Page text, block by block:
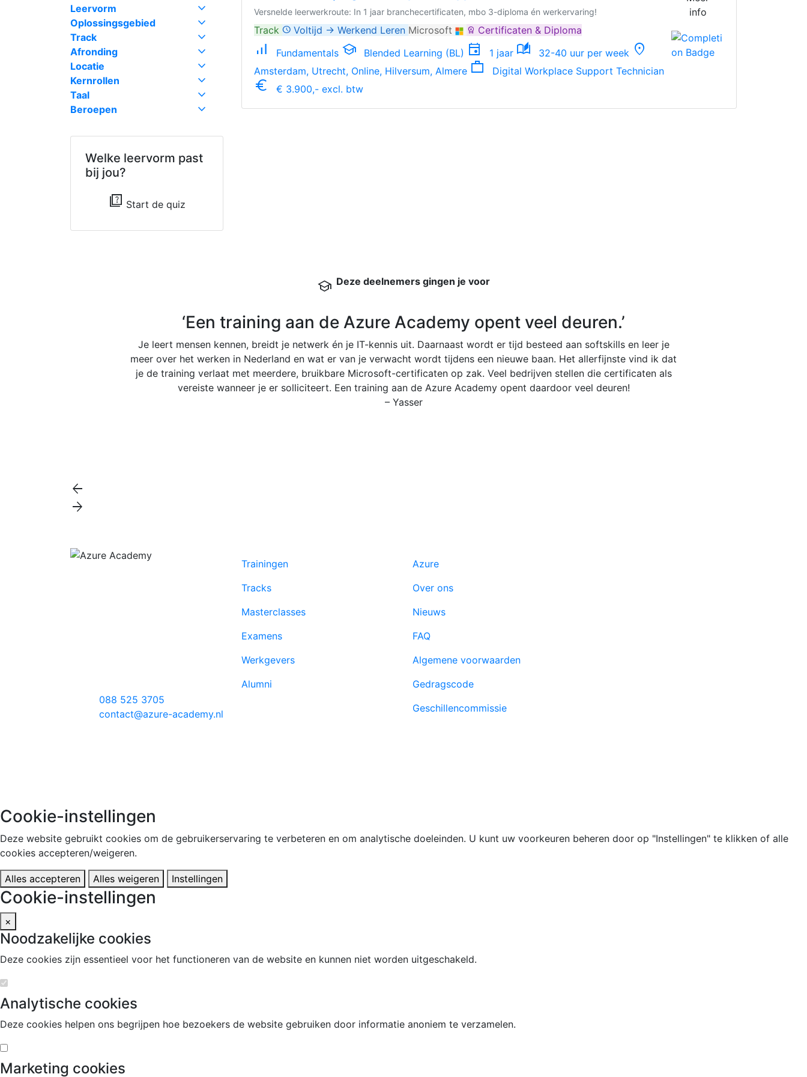
Leervorm expand_more
Oplossingsgebied expand_more
Track expand_more
Afronding expand_more
Locatie expand_more
Kernrollen expand_more
Taal expand_more
Beroepen expand_more
Welke leervorm past
bij jou?
quiz Start de quiz
Versnelde leerwerkroute: In 1 jaar branchecertificaten, mbo 3-diploma én werkervaring!
Track schedule Voltijd → Werkend Leren Microsoft workspace_premium Certificaten & Diploma
signal_cellular_alt Fundamentals school Blended Learning (BL) event 1 jaar auto_stories 32-40 uur per week location_on
Amsterdam, Utrecht, Online, Hilversum, Almere work Digital Workplace Support Technician
euro_symbol € 3.900,- excl. btw
info
school Deze deelnemers gingen je voor
‘Een training aan de Azure Academy opent veel deuren.’
Je leert mensen kennen, breidt je netwerk én je IT-kennis uit. Daarnaast wordt er tijd besteed aan softskills en leer je
meer over het werken in Nederland en wat er van je verwacht wordt tijdens een nieuwe baan. Het allerfijnste vind ik dat
je de training verlaat met meerdere, bruikbare Microsoft-certificaten op zak. Veel bedrijven stellen die certificaten als
vereiste wanneer je er solliciteert. Een training aan de Azure Academy opent daardoor veel deuren!
– Yasser
arrow_back
arrow_forward
088 525 3705
contact@azure-academy.nl
Trainingen
Tracks
Masterclasses
Examens
Werkgevers
Alumni
Azure
Over ons
Nieuws
FAQ
Algemene voorwaarden
Gedragscode
Geschillencommissie
Cookie-instellingen
Deze website gebruikt cookies om de gebruikerservaring te verbeteren en om analytische doeleinden. U kunt uw voorkeuren beheren door op "Instellingen" te klikken of alle
cookies accepteren/weigeren.
Alles accepteren Alles weigeren Instellingen
Cookie-instellingen
×
Noodzakelijke cookies
Deze cookies zijn essentieel voor het functioneren van de website en kunnen niet worden uitgeschakeld.
Analytische cookies
Deze cookies helpen ons begrijpen hoe bezoekers de website gebruiken door informatie anoniem te verzamelen.
Marketing cookies